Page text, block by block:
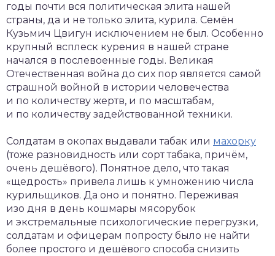
годы почти вся политическая элита нашей
страны, да и не только элита, курила. Семён
Кузьмич Цвигун исключением не был. Особенно
крупный всплеск курения в нашей стране
начался в послевоенные годы. Великая
Отечественная война до сих пор является самой
страшной войной в истории человечества
и по количеству жертв, и по масштабам,
и по количеству задействованной техники.
Солдатам в окопах выдавали табак или махорку
(тоже разновидность или сорт табака, причём,
очень дешёвого). Понятное дело, что такая
«щедрость» привела лишь к умножению числа
курильщиков. Да оно и понятно. Переживая
изо дня в день кошмары мясорубок
и экстремальные психологические перегрузки,
солдатам и офицерам попросту было не найти
более простого и дешёвого способа снизить